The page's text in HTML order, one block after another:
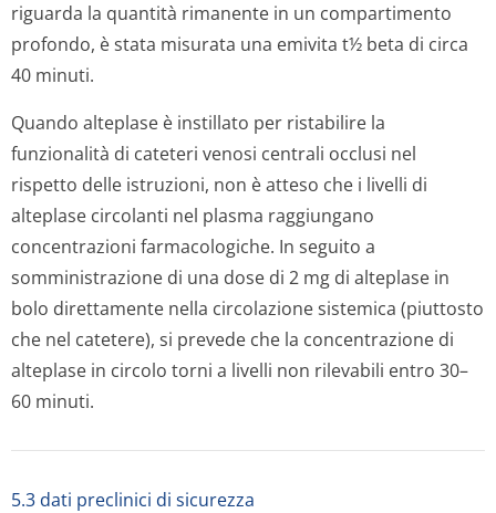
riguarda la quantità rimanente in un compartimento
profondo, è stata misurata una emivita t½ beta di circa
40 minuti.
Quando alteplase è instillato per ristabilire la
funzionalità di cateteri venosi centrali occlusi nel
rispetto delle istruzioni, non è atteso che i livelli di
alteplase circolanti nel plasma raggiungano
concentrazioni farmacologiche. In seguito a
somministrazione di una dose di 2 mg di alteplase in
bolo direttamente nella circolazione sistemica (piuttosto
che nel catetere), si prevede che la concentrazione di
alteplase in circolo torni a livelli non rilevabili entro 30–
60 minuti.
5.3 dati preclinici di sicurezza